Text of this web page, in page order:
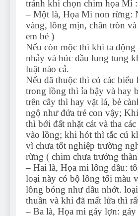
tránh khi chọn chim họa Mi :
– Một là, Họa Mi non rừng:
vàng, lông mịn, chân tròn
em bé )
Nếu còn mộc thì khi ta
nhảy và húc đầu lung tung
luật nào cả.
Nếu đã thuộc thì có các biểu
trong lồng thì ỉa bậy và hay
trên cây thì hay vặt lá, bẻ
ngộ như đứa trẻ con vậy;
thì bới đất nhặt cát và tha
vào lồng; khi hót thì tắc cú
vì chưa tốt nghiệp trường
rừng ( chim chưa trưởng
– Hai là, Họa mi lông dầu:
loại này có bộ lông tối màu
lông bóng như dầu nhớt.
thuần và khi đã mất lửa thì
– Ba là, Họa mi gáy lợn: